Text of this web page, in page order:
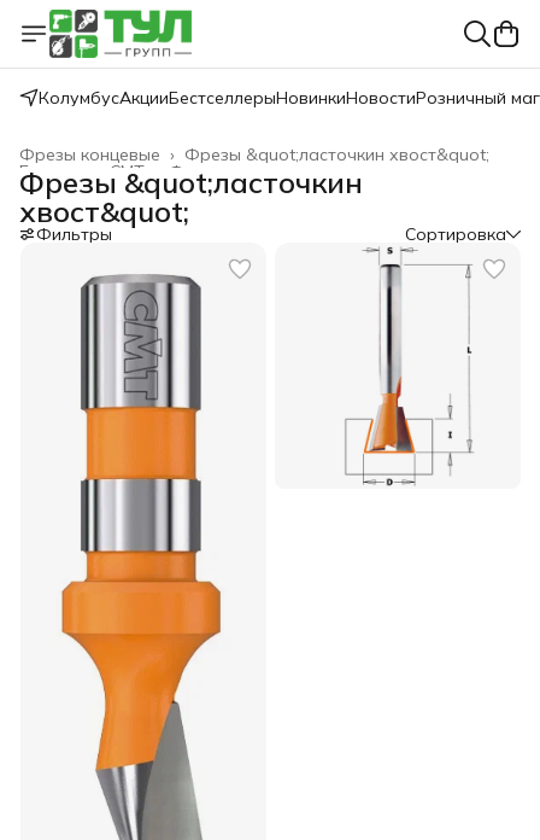
КолумбусАкцииБестселлерыНовинкиНовостиРозничный
Фрезы &quot;ласточкин хвост&quot;
Фрезы концевые ›
Фрезы
CMT
Главная
Фрезы &quot;ласточкин
хвост&quot;
Фильтры Сортировка